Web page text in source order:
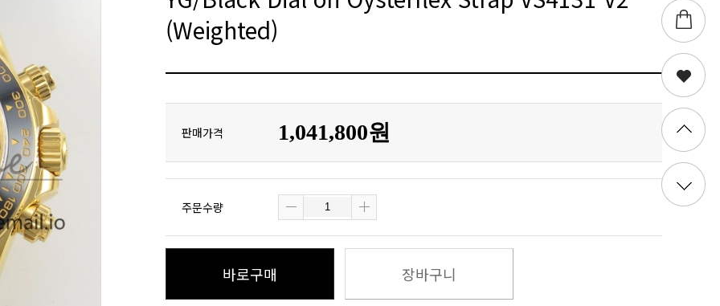
(Weighted)
판매가격 1,041,800원
주문수량
바로구매 장바구니